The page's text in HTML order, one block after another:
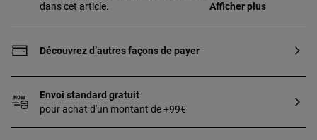
dans cet article.
Afficher plus
Découvrez d’autres façons de payer
Envoi standard gratuit
pour achat d'un montant de +99€